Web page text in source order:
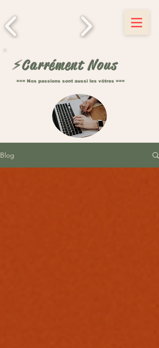
⚡️Carrément Nous
=== Nos passions sont aussi les vôtres ===
Blog